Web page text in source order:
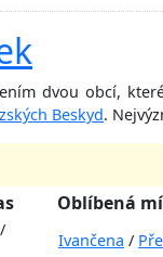
dvou obcí,
Beskyd.
Oblíbená
Ivančena /